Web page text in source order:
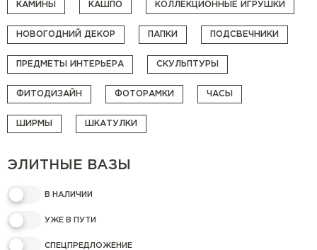
КАМИНЫ КАШПО КОЛЛЕКЦИОННЫЕ ИГРУШКИ
НОВОГОДНИЙ ДЕКОР ПАПКИ ПОДСВЕЧНИКИ
ПРЕДМЕТЫ ИНТЕРЬЕРА СКУЛЬПТУРЫ
ФИТОДИЗАЙН ФОТОРАМКИ ЧАСЫ
ШИРМЫ ШКАТУЛКИ
ЭЛИТНЫЕ ВАЗЫ
В НАЛИЧИИ
УЖЕ В ПУТИ
СПЕЦПРЕДЛОЖЕНИЕ